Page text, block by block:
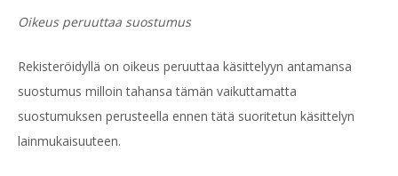
Oikeus peruuttaa suostumus
Rekisteröidyllä on oikeus peruuttaa käsittelyyn antamansa
suostumus milloin tahansa tämän vaikuttamatta
suostumuksen perusteella ennen tätä suoritetun käsittelyn
lainmukaisuuteen.